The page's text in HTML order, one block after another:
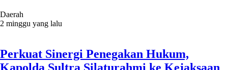
Daerah
2 minggu yang lalu
Perkuat Sinergi Penegakan Hukum,
Kapolda Sultra Silaturahmi ke Kejaksaan